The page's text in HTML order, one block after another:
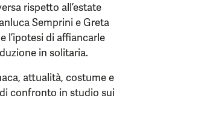
rispetto all’estate
Semprini e Greta
l’ipotesi di affiancarle
in solitaria.
attualità, costume e
confronto in studio sui